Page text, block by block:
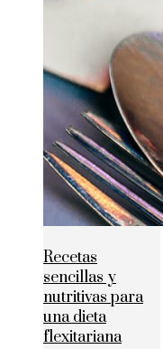
Recetas
sencillas y
nutritivas para
una dieta
flexitariana